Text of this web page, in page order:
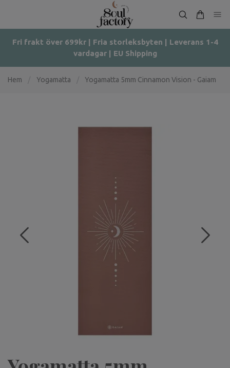
Fri frakt över 699kr | Fria storleksbyten | Leverans 1-4
vardagar | EU Shipping
Hem Yogamatta Yogamatta 5mm Cinnamon Vision - Gaiam